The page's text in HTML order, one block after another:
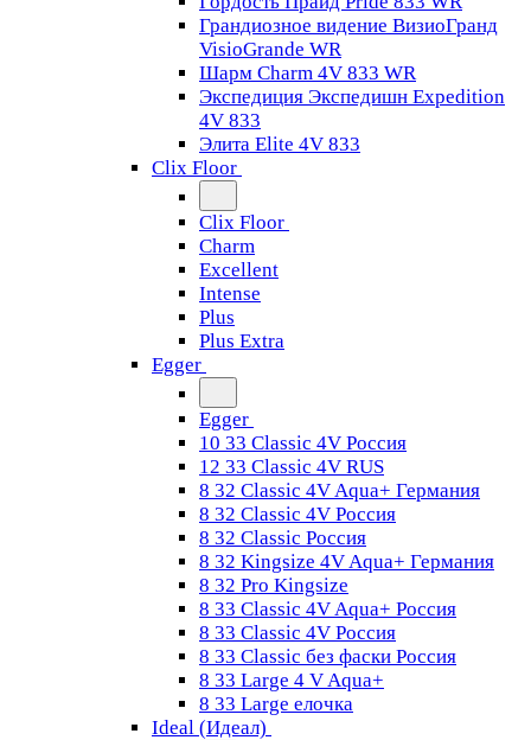
Грандиозное видение ВизиоГранд
VisioGrande WR
Шарм Charm 4V 833 WR
Экспедиция Экспедишн Expedition
4V 833
Элита Elite 4V 833
Clix Floor
Clix Floor
Charm
Excellent
Intense
Plus
Plus Extra
Egger
Egger
10 33 Classic 4V Россия
12 33 Classic 4V RUS
8 32 Classic 4V Aqua+ Германия
8 32 Classic 4V Россия
8 32 Classic Россия
8 32 Kingsize 4V Aqua+ Германия
8 32 Pro Kingsize
8 33 Classic 4V Aqua+ Россия
8 33 Classic 4V Россия
8 33 Classic без фаски Россия
8 33 Large 4 V Aqua+
8 33 Large елочка
Ideal (Идеал)